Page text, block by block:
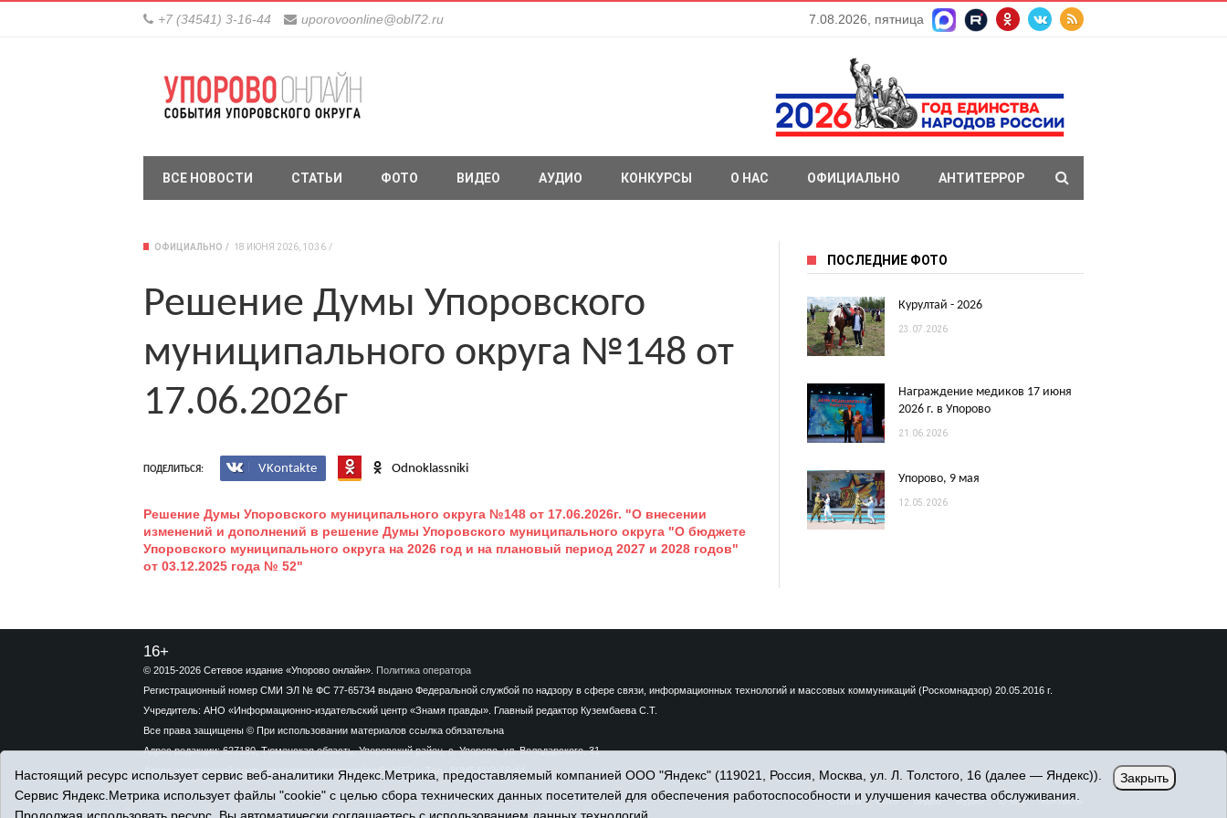
+7 (34541) 3-16-44 uporovoonline@obl72.ru 7.08.2026, пятница
ВСЕ НОВОСТИ СТАТЬИ ФОТО ВИДЕО АУДИО КОНКУРСЫ О НАС ОФИЦИАЛЬНО АНТИТЕРРОР
ОФИЦИАЛЬНО 18 ИЮНЯ 2026, 10:36
Решение Думы Упоровского
муниципального округа №148 от
17.06.2026г
ПОДЕЛИТЬСЯ: VKontakte Odnoklassniki
Решение Думы Упоровского муниципального округа №148 от 17.06.2026г. "О внесении
изменений и дополнений в решение Думы Упоровского муниципального округа "О бюджете
Упоровского муниципального округа на 2026 год и на плановый период 2027 и 2028 годов"
от 03.12.2025 года № 52"
ПОСЛЕДНИЕ ФОТО
Курултай - 2026
23.07.2026
Награждение медиков 17 июня
2026 г. в Упорово
21.06.2026
Упорово, 9 мая
12.05.2026
16+
© 2015-2026 Сетевое издание «Упорово онлайн». Политика оператора
Регистрационный номер СМИ ЭЛ № ФС 77-65734 выдано Федеральной службой по надзору в сфере связи, информационных технологий и массовых коммуникаций (Роскомнадзор) 20.05.2016 г.
Учредитель: АНО «Информационно-издательский центр «Знамя правды». Главный редактор Кузембаева С.Т.
Все права защищены © При использовании материалов ссылка обязательна
Адрес редакции: 627180, Тюменская область, Упоровский район, с. Упорово, ул. Володарского, 31
Адрес электронной почты редакции:
uporovoonline@obl72.ru
Статьи Фото Видео Аудио О нас Контакты
Настоящий ресурс использует сервис веб-аналитики Яндекс.Метрика, предоставляемый компанией ООО "Яндекс" (119021, Россия, Москва, ул. Л. Толстого, 16 (далее — Яндекс)).
Сервис Яндекс.Метрика использует файлы "cookie" с целью сбора технических данных посетителей для обеспечения работоспособности и улучшения качества обслуживания.
Закрыть